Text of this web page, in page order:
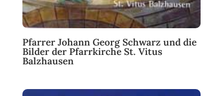
Pfarrer Johann Georg Schwarz und die
Bilder der Pfarrkirche St. Vitus
Balzhausen